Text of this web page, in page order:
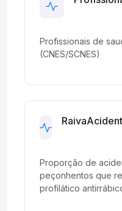
Profissionais de
(CNES/SCNES)
Proporção de
peçonhentos que
profilático